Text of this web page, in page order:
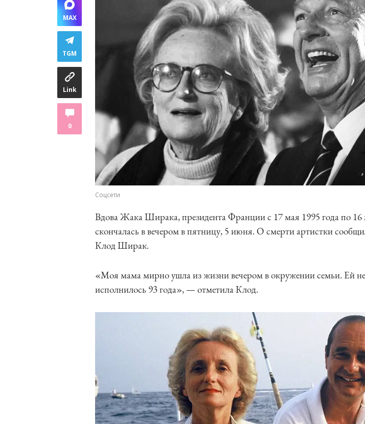
MAX
TGM
Link
0
Соцсети
Вдова Жака Ширака, президента Франции с 17 мая 1995 года по 16
скончалась в вечером в пятницу, 5 июня. О смерти артистки
Клод Ширак.
«Моя мама мирно ушла из жизни вечером в окружении семьи. Ей
исполнилось 93 года», — отметила Клод.